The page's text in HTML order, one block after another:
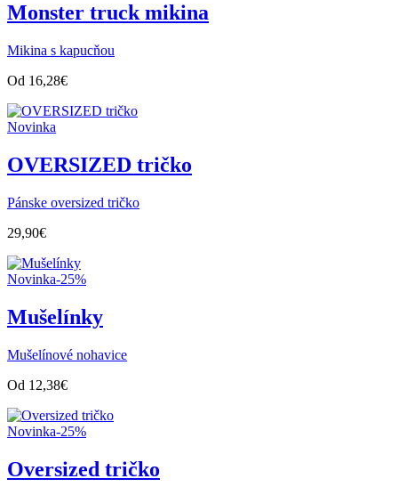
Monster truck mikina
Mikina s kapucňou
Od 16,28€
Novinka
OVERSIZED tričko
Pánske oversized tričko
29,90€
Novinka-25%
Mušelínky
Mušelínové nohavice
Od 12,38€
Novinka-25%
Oversized tričko